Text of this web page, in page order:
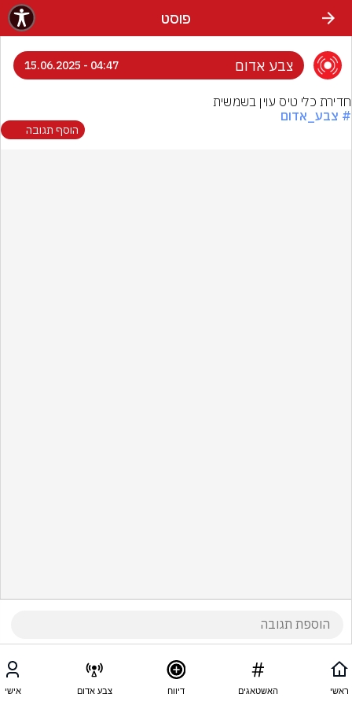
פוסט
צבע אדום 04:47 - 15.06.2025
חדירת כלי טיס עוין בשמשית
# צבע_אדום
הוסף תגובה
ראשי האשטאגים דיווח צבע אדום אישי